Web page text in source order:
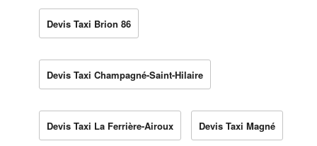
Devis Taxi Brion 86
Devis Taxi Champagné-Saint-Hilaire
Devis Taxi La Ferrière-Airoux Devis Taxi Magné